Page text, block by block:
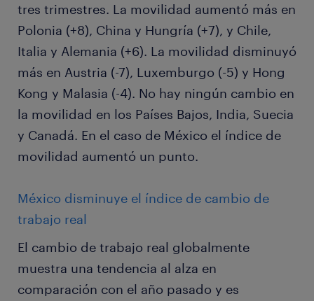
tres trimestres. La movilidad aumentó más en
Polonia (+8), China y Hungría (+7), y Chile,
Italia y Alemania (+6). La movilidad disminuyó
más en Austria (-7), Luxemburgo (-5) y Hong
Kong y Malasia (-4). No hay ningún cambio en
la movilidad en los Países Bajos, India, Suecia
y Canadá. En el caso de México el índice de
movilidad aumentó un punto.
México disminuye el índice de cambio de
trabajo real
El cambio de trabajo real globalmente
muestra una tendencia al alza en
comparación con el año pasado y es